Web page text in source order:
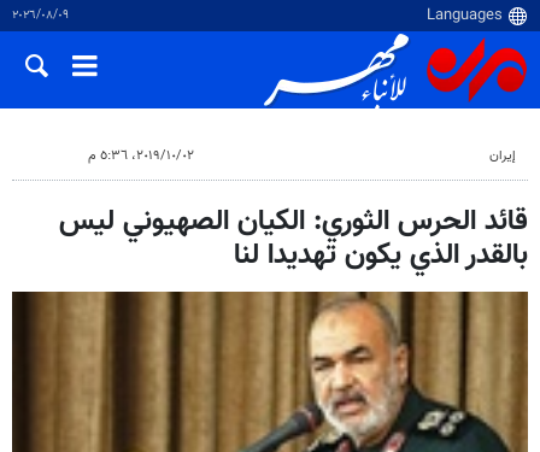
٠٩‏/٠٨‏/٢٠٢٦
إيران ٠٢‏/١٠‏/٢٠١٩، ٥:٣٦ م
قائد الحرس الثوري: الكيان الصهيوني ليس
بالقدر الذي يكون تهديدا لنا